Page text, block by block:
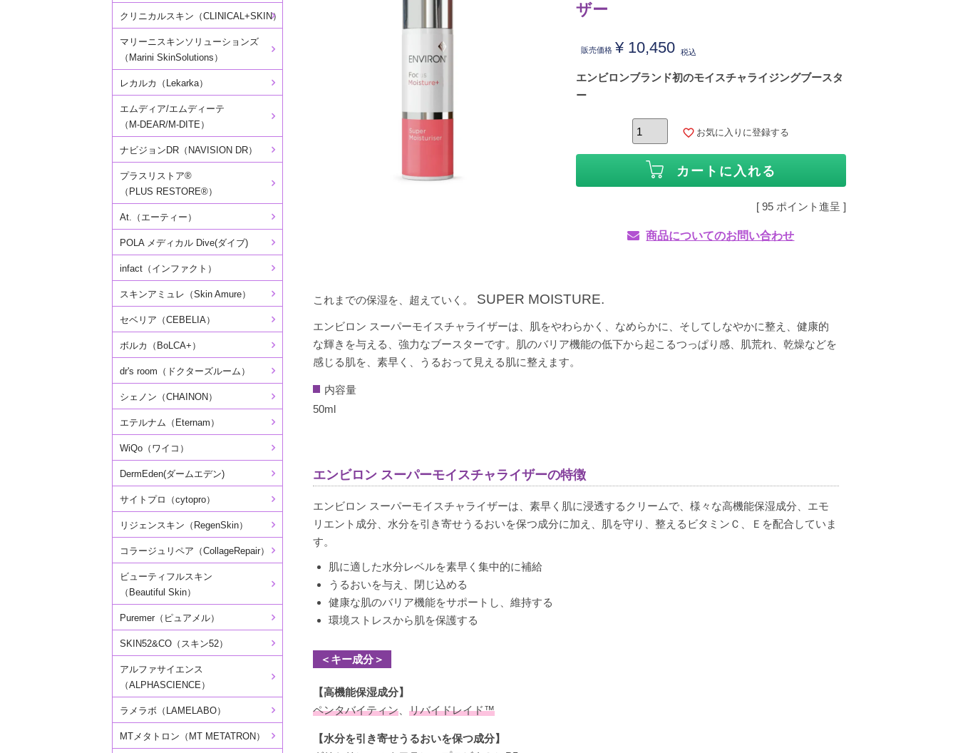
ザー
販売価格 ¥ 10,450 税込
エンビロンブランド初のモイスチャライジングブースタ
ー
お気に入りに登録する
カートに入れる
[ 95 ポイント進呈 ]
商品についてのお問い合わせ
これまでの保湿を、超えていく。 SUPER MOISTURE.
エンビロン スーパーモイスチャライザーは、肌をやわらかく、なめらかに、そしてしなやかに整え、健康的
な輝きを与える、強力なブースターです。肌のバリア機能の低下から起こるつっぱり感、肌荒れ、乾燥などを
感じる肌を、素早く、うるおって見える肌に整えます。
内容量
50ml
エンビロン スーパーモイスチャライザーの特徴
エンビロン スーパーモイスチャライザーは、素早く肌に浸透するクリームで、様々な高機能保湿成分、エモ
リエント成分、水分を引き寄せうるおいを保つ成分に加え、肌を守り、整えるビタミンＣ、Ｅを配合していま
す。
肌に適した水分レベルを素早く集中的に補給
うるおいを与え、閉じ込める
健康な肌のバリア機能をサポートし、維持する
環境ストレスから肌を保護する
＜キー成分＞
【高機能保湿成分】
ペンタバイティン、 リバイドレイド™
【水分を引き寄せうるおいを保つ成分】
クリニカルスキン（CLINICAL+SKIN）
マリーニスキンソリューションズ
（Marini SkinSolutions）
レカルカ（Lekarka）
エムディア/エムディーテ
（M-DEAR/M-DITE）
ナビジョンDR（NAVISION DR）
プラスリストア®
（PLUS RESTORE®）
At.（エーティー）
POLA メディカル Dive(ダイブ)
infact（インファクト）
スキンアミュレ（Skin Amure）
セベリア（CEBELIA）
ボルカ（BoLCA+）
dr's room（ドクターズルーム）
シェノン（CHAINON）
エテルナム（Eternam）
WiQo（ワイコ）
DermEden(ダームエデン)
サイトプロ（cytopro）
リジェンスキン（RegenSkin）
コラージュリペア（CollageRepair）
ビューティフルスキン
（Beautiful Skin）
Puremer（ピュアメル）
SKIN52&CO（スキン52）
アルファサイエンス
（ALPHASCIENCE）
ラメラボ（LAMELABO）
MTメタトロン（MT METATRON）